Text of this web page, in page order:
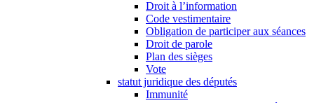
Droit à l’information
Code vestimentaire
Obligation de participer aux séances
Droit de parole
Plan des sièges
Vote
statut juridique des députés
Immunité